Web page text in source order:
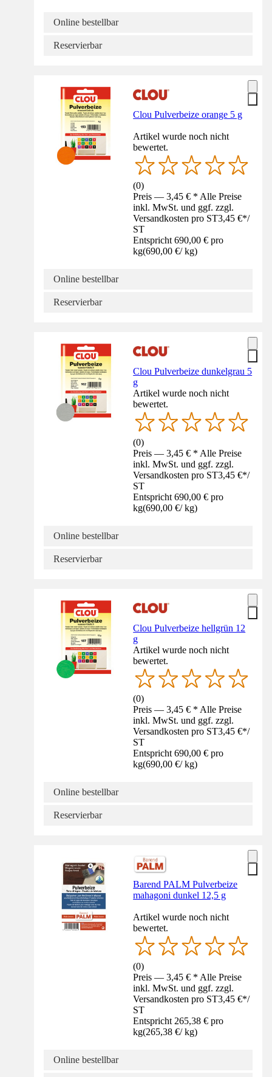
Online bestellbar
Reservierbar
Clou Pulverbeize orange 5 g
Artikel wurde noch nicht
bewertet.
(0)
Preis — 3,45 € * Alle Preise
inkl. MwSt. und ggf. zzgl.
Versandkosten pro ST3,45 €*/
ST
Entspricht 690,00 € pro
kg(690,00 €/ kg)
Online bestellbar
Reservierbar
Clou Pulverbeize dunkelgrau 5
g
Artikel wurde noch nicht
bewertet.
(0)
Preis — 3,45 € * Alle Preise
inkl. MwSt. und ggf. zzgl.
Versandkosten pro ST3,45 €*/
ST
Entspricht 690,00 € pro
kg(690,00 €/ kg)
Online bestellbar
Reservierbar
Clou Pulverbeize hellgrün 12
g
Artikel wurde noch nicht
bewertet.
(0)
Preis — 3,45 € * Alle Preise
inkl. MwSt. und ggf. zzgl.
Versandkosten pro ST3,45 €*/
ST
Entspricht 690,00 € pro
kg(690,00 €/ kg)
Online bestellbar
Reservierbar
Barend PALM Pulverbeize
mahagoni dunkel 12,5 g
Artikel wurde noch nicht
bewertet.
(0)
Preis — 3,45 € * Alle Preise
inkl. MwSt. und ggf. zzgl.
Versandkosten pro ST3,45 €*/
ST
Entspricht 265,38 € pro
kg(265,38 €/ kg)
Online bestellbar